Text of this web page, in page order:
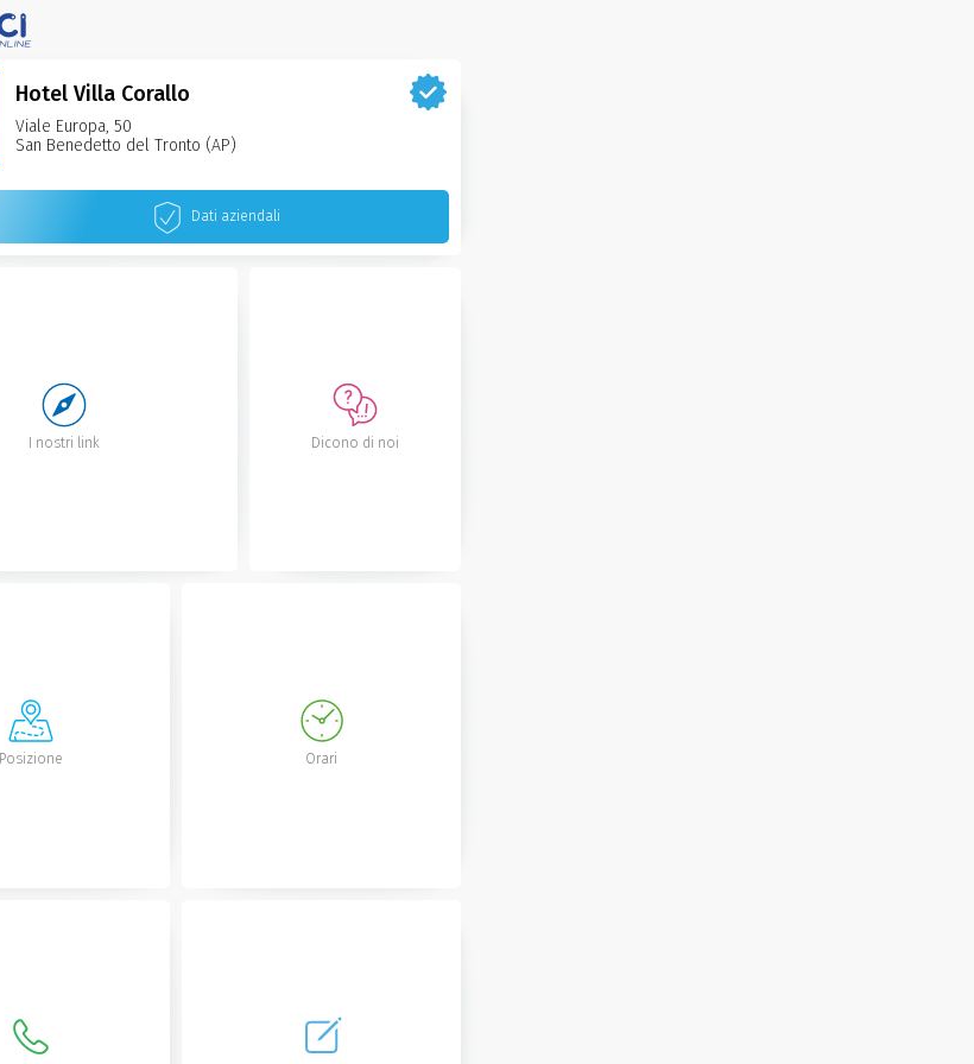
Hotel Villa Corallo
Viale Europa, 50
San Benedetto del Tronto‌ (AP)
Dati aziendali
I nostri link Dicono di noi
Posizione Orari